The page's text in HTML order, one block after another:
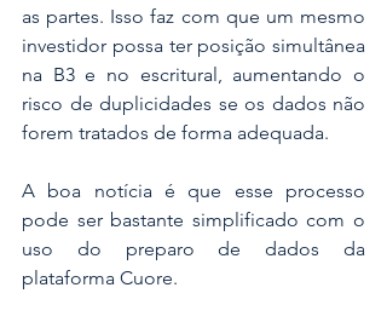
as partes. Isso faz com que um mesmo
investidor possa ter posição simultânea
na B3 e no escritural, aumentando o
risco de duplicidades se os dados não
forem tratados de forma adequada.
A boa notícia é que esse processo
pode ser bastante simplificado com o
uso do preparo de dados da
plataforma Cuore.